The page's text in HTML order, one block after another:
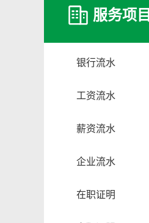
服务项目
银行流水
工资流水
薪资流水
企业流水
在职证明